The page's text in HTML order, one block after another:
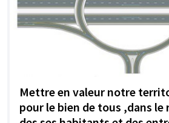
Mettre en valeur notre
pour le bien de tous ,dans le